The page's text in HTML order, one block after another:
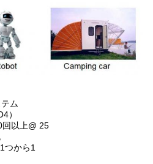
ム
）
以上@ 25
つから1